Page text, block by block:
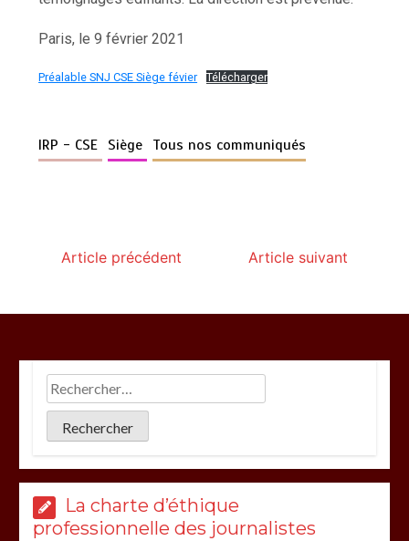
Paris, le 9 février 2021
Préalable SNJ CSE Siège févier Télécharger
IRP - CSE Siège Tous nos communiqués
Article précédent Article suivant
La charte d’éthique
professionnelle des journalistes